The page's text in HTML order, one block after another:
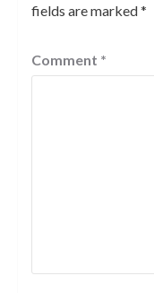
fields are marked*
Comment *